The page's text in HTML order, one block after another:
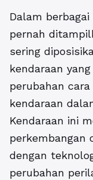
Dalam
pernah
sering
kendaraan
perubahan
kendaraan
Kendaraan ini
perkembangan
dengan
perubahan